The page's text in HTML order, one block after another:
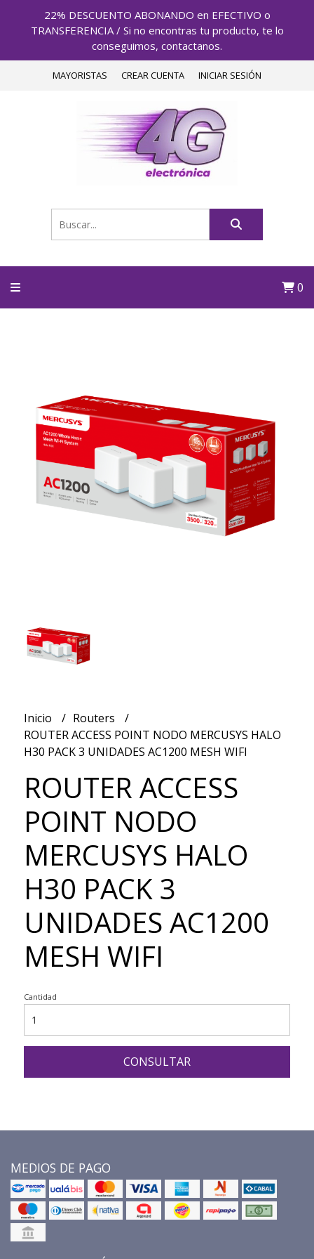
22% DESCUENTO ABONANDO en EFECTIVO o
TRANSFERENCIA / Si no encontras tu producto, te lo
conseguimos, contactanos.
MAYORISTAS CREAR CUENTA INICIAR SESIÓN
0
Inicio
Routers
ROUTER ACCESS POINT NODO MERCUSYS HALO
H30 PACK 3 UNIDADES AC1200 MESH WIFI
ROUTER ACCESS
POINT NODO
MERCUSYS HALO
H30 PACK 3
UNIDADES AC1200
MESH WIFI
Cantidad
CONSULTAR
MEDIOS DE PAGO